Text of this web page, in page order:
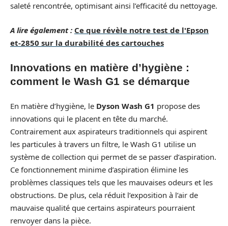
saleté rencontrée, optimisant ainsi l’efficacité du nettoyage.
A lire également : Ce que révèle notre test de l'Epson
et-2850 sur la durabilité des cartouches
Innovations en matière d’hygiène :
comment le Wash G1 se démarque
En matière d’hygiène, le Dyson Wash G1 propose des
innovations qui le placent en tête du marché.
Contrairement aux aspirateurs traditionnels qui aspirent
les particules à travers un filtre, le Wash G1 utilise un
système de collection qui permet de se passer d’aspiration.
Ce fonctionnement minime d’aspiration élimine les
problèmes classiques tels que les mauvaises odeurs et les
obstructions. De plus, cela réduit l’exposition à l’air de
mauvaise qualité que certains aspirateurs pourraient
renvoyer dans la pièce.